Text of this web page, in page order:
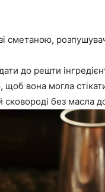
сметаною,
до решти
щоб вона могла
без масла